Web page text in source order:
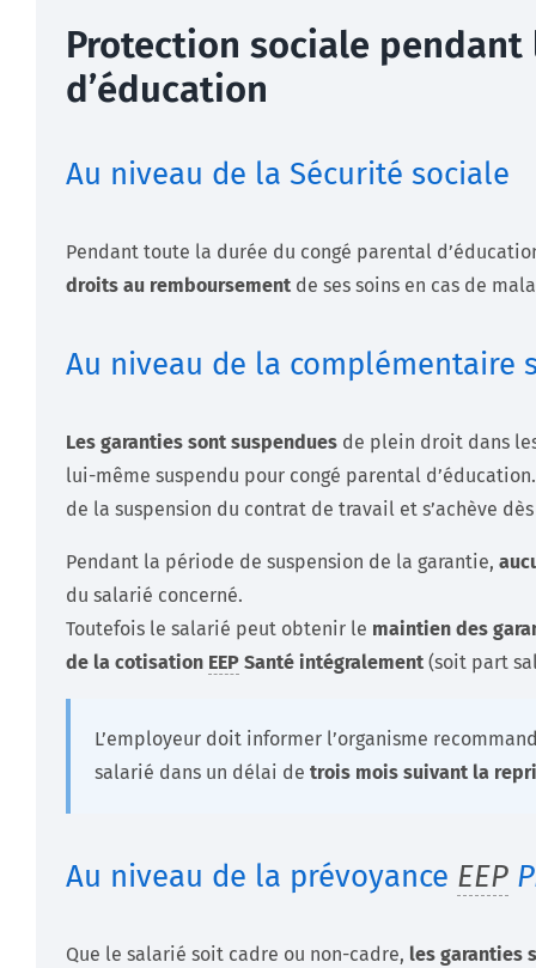
Protection sociale pendant
d’éducation
Au niveau de la Sécurité sociale
Pendant toute la durée du congé parental
droits au remboursement de ses soins en cas de
Au niveau de la complémentaire
Les garanties sont suspendues de plein droit dans
lui-même suspendu pour congé parental
de la suspension du contrat de travail et s’achève
Pendant la période de suspension de la garantie,
du salarié concerné.
Toutefois le salarié peut obtenir le maintien des
de la cotisation EEP Santé intégralement (soit part
L’employeur doit informer l’organisme
salarié dans un délai de trois mois suivant la
Au niveau de la prévoyance EEP
Que le salarié soit cadre ou non-cadre, les garanties